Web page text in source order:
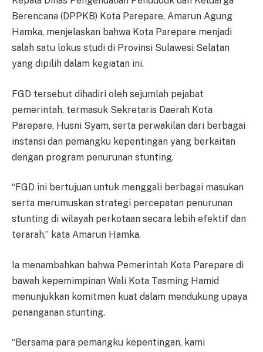
Berencana (DPPKB) Kota Parepare, Amarun Agung
Hamka, menjelaskan bahwa Kota Parepare menjadi
salah satu lokus studi di Provinsi Sulawesi Selatan
yang dipilih dalam kegiatan ini.
FGD tersebut dihadiri oleh sejumlah pejabat
pemerintah, termasuk Sekretaris Daerah Kota
Parepare, Husni Syam, serta perwakilan dari berbagai
instansi dan pemangku kepentingan yang berkaitan
dengan program penurunan stunting.
“FGD ini bertujuan untuk menggali berbagai masukan
serta merumuskan strategi percepatan penurunan
stunting di wilayah perkotaan secara lebih efektif dan
terarah,” kata Amarun Hamka.
Ia menambahkan bahwa Pemerintah Kota Parepare di
bawah kepemimpinan Wali Kota Tasming Hamid
menunjukkan komitmen kuat dalam mendukung upaya
penanganan stunting.
“Bersama para pemangku kepentingan, kami